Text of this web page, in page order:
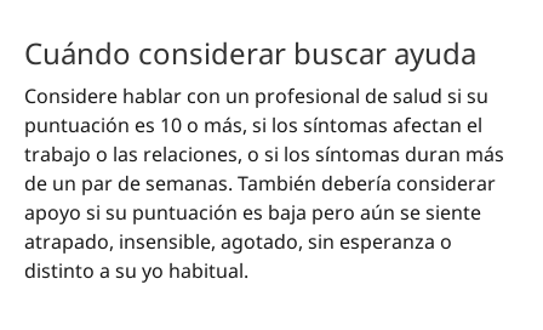
Cuándo considerar buscar ayuda
Considere hablar con un profesional de salud si su
puntuación es 10 o más, si los síntomas afectan el
trabajo o las relaciones, o si los síntomas duran más
de un par de semanas. También debería considerar
apoyo si su puntuación es baja pero aún se siente
atrapado, insensible, agotado, sin esperanza o
distinto a su yo habitual.